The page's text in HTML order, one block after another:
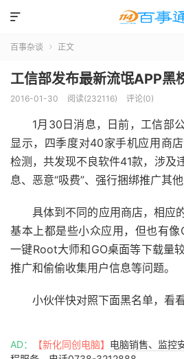

百事杂谈  正文
工信部发布最新流氓APP黑
2016-01-30 阅读(232116) 评论(0)
1月30日消息，日前，工信部
显示，四季度对40家手机应用商
检测，共发现不良软件41款，涉及
息、恶意“吸费”、强行捆绑推广其
具体到不同的应用商店，相应
基本上都是些小众应用，但也有像
一键Root大师和GO桌面等下载量
推广和偷偷收集用户信息等问题。
小伙伴快对照下面黑名单，看
AD： 【新化同创电脑】 电脑销售、监控